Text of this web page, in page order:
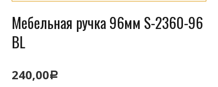
Мебельная ручка 96мм S-2360-96
BL
240,00Р